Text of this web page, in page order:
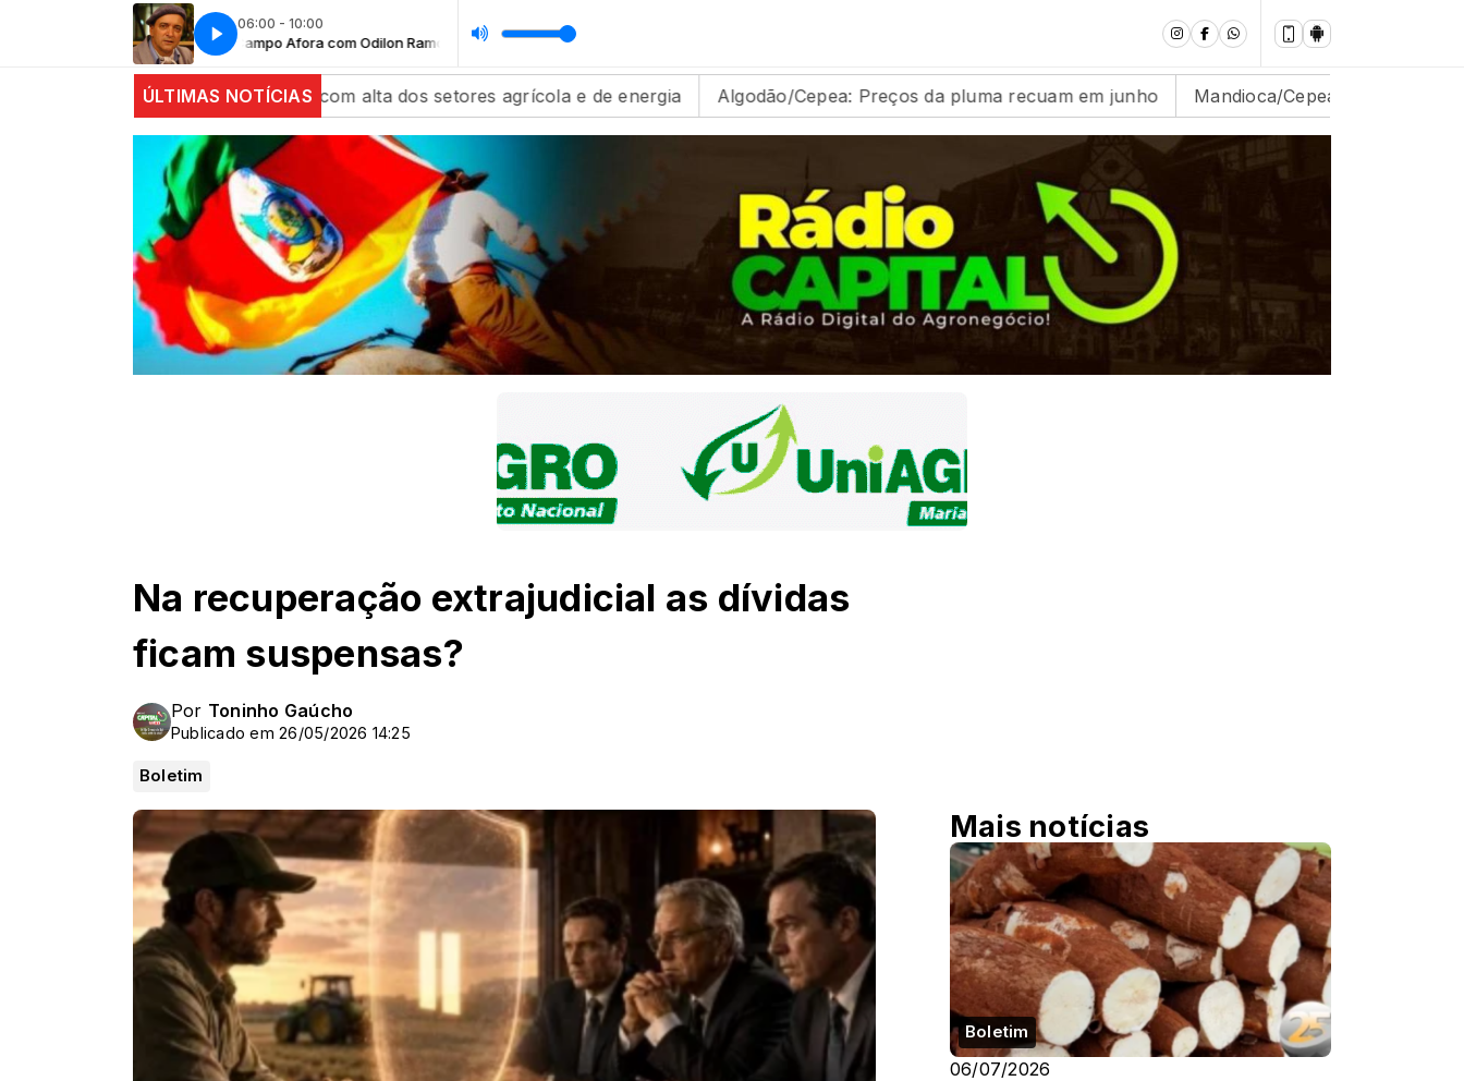
06:00 - 10:00
Campo Afora com Odilon Ramos Campo Afora com Odilon Ramos
ÚLTIMAS NOTÍCIAS
estáveis com alta dos setores agrícola e de energia Algodão/Cepea: Preços da pluma recuam em junho Mandioca/Cepea: Oferta segue abaixo das
Na recuperação extrajudicial as dívidas
ficam suspensas?
Por Toninho Gaúcho
Publicado em 26/05/2026 14:25
Boletim
Mais notícias
Boletim
06/07/2026